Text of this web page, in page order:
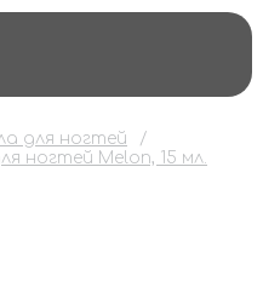
для ногтей
ногтей Melon, 15 мл.